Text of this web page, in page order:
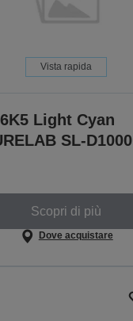
Vista rapida
Light Cyan
SL-D1000
Scopri di più
Dove acquistare